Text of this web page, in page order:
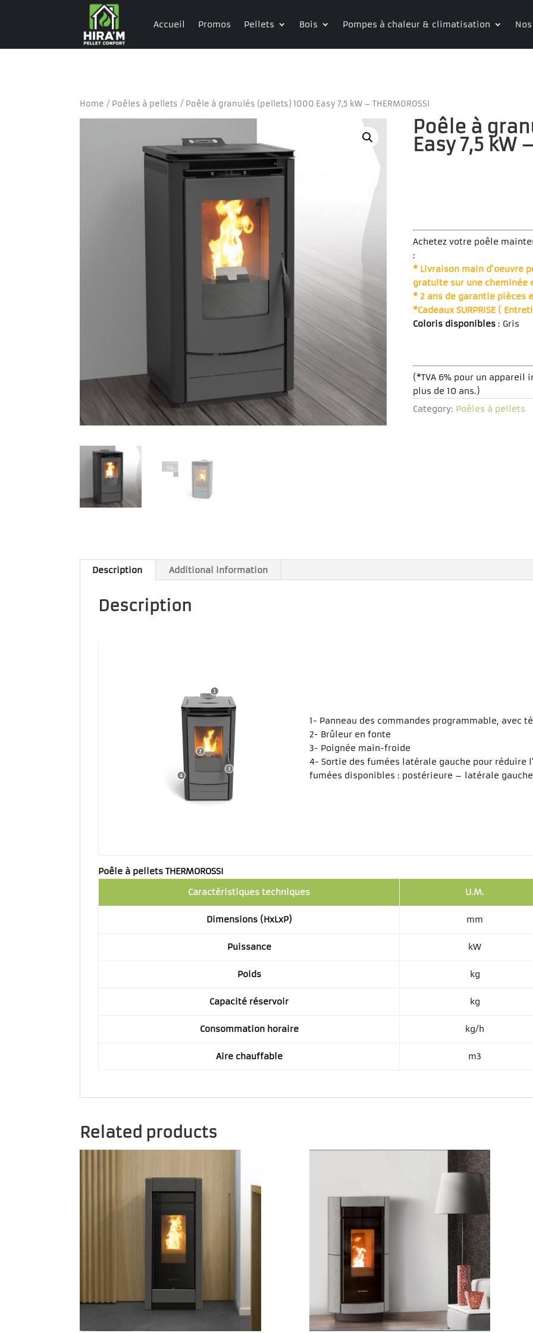
Accueil Promos Pellets Bois Pompes à chaleur & climatisation
Home / Poêles à pellets / Poêle à granulés (pellets) 1000 Easy 7,5 kW – THERMOROSSI
Poêle à
Easy 7,5 kW
Achetez votre poêle
:
* Livraison main d’oeuvre
gratuite sur une cheminée
* 2 ans de garantie pièces
*Cadeaux SURPRISE (
Coloris disponibles: Gris
(*TVA 6% pour un appareil
plus de 10 ans.)
Category: Poêles à pellets
Description Additional information
Description
1- Panneau des commandes programmable, avec
2- Brûleur en fonte
3- Poignée main-froide
4- Sortie des fumées latérale gauche pour réduire
fumées disponibles : postérieure – latérale
Poêle à pellets THERMOROSSI
Caractéristiques techniques
U.M.
Dimensions (HxLxP) mm
Puissance kW
Poids kg
Capacité réservoir kg
Consommation horaire kg/h
Aire chauffable m3
Related products